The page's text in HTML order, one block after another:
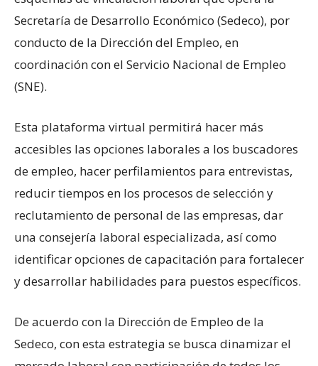
Secretaría de Desarrollo Económico (Sedeco), por
conducto de la Dirección del Empleo, en
coordinación con el Servicio Nacional de Empleo
(SNE).
Esta plataforma virtual permitirá hacer más
accesibles las opciones laborales a los buscadores
de empleo, hacer perfilamientos para entrevistas,
reducir tiempos en los procesos de selección y
reclutamiento de personal de las empresas, dar
una consejería laboral especializada, así como
identificar opciones de capacitación para fortalecer
y desarrollar habilidades para puestos específicos.
De acuerdo con la Dirección de Empleo de la
Sedeco, con esta estrategia se busca dinamizar el